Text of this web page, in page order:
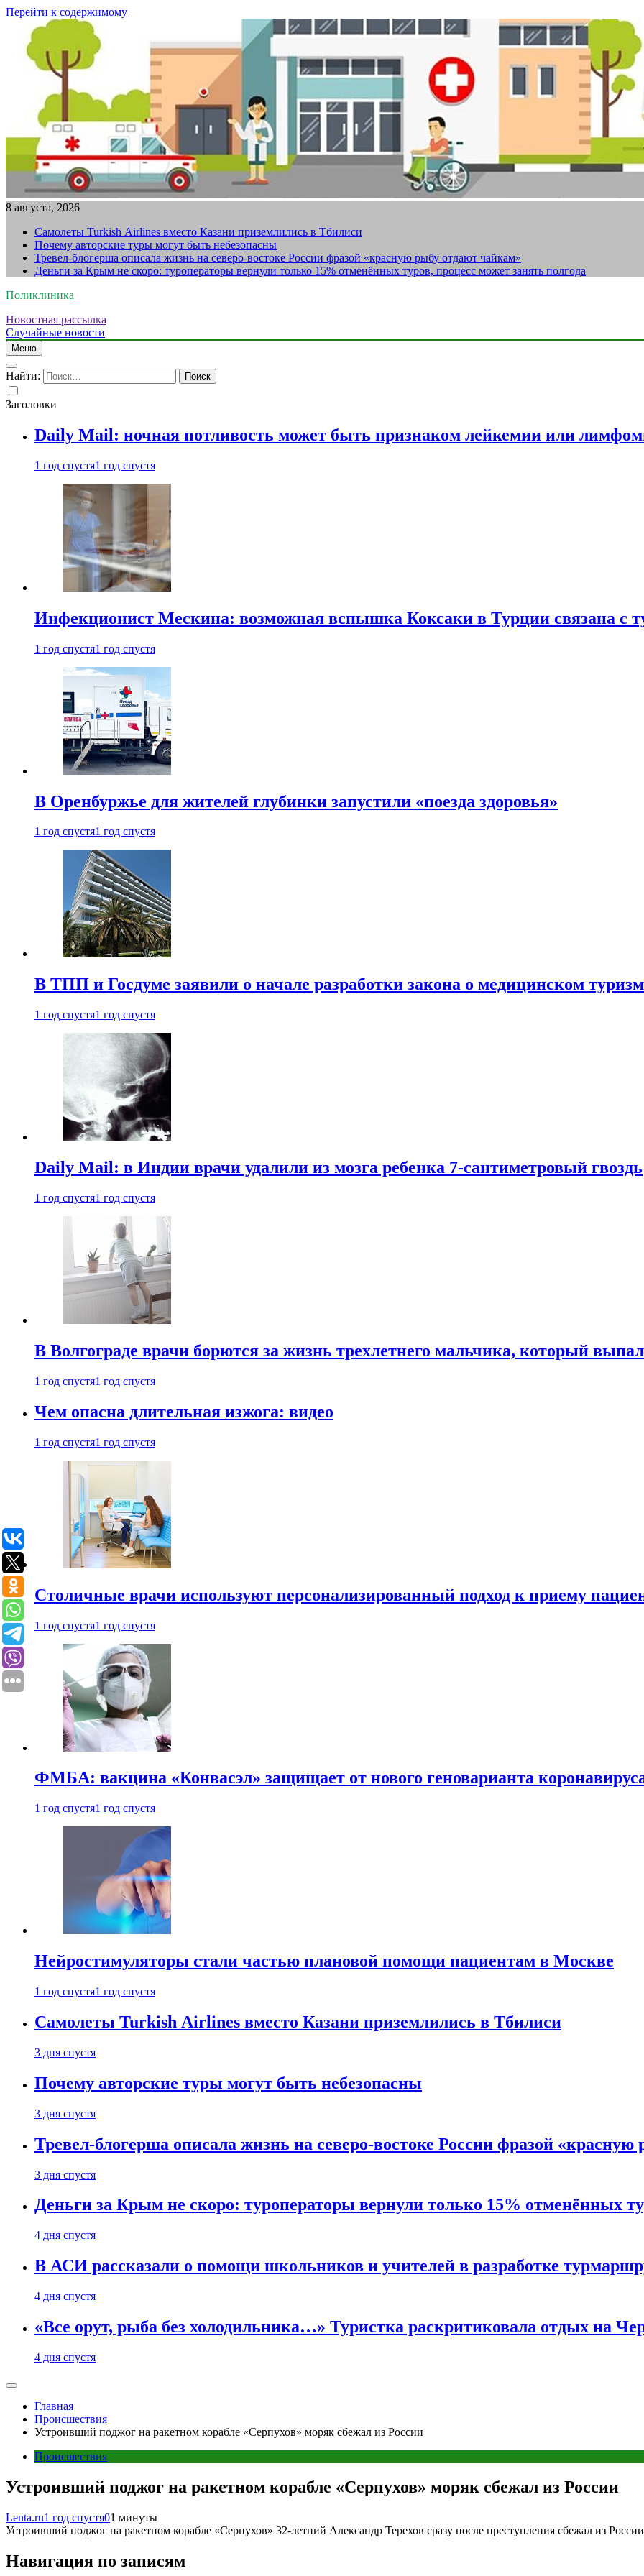
Перейти к содержимому
8 августа, 2026
Самолеты Turkish Airlines вместо Казани приземлились в Тбилиси
Почему авторские туры могут быть небезопасны
Тревел-блогерша описала жизнь на северо-востоке России фразой «красную рыбу отдают чайкам»
Деньги за Крым не скоро: туроператоры вернули только 15% отменённых туров, процесс может занять полгода
Поликлиника
Новостная рассылка
Случайные новости
Меню
Найти:
Заголовки
Daily Mail: ночная потливость может быть признаком лейкемии или
1 год спустя1 год спустя
Инфекционист Мескина: возможная вспышка Коксаки в Турции связана с
1 год спустя1 год спустя
В Оренбуржье для жителей глубинки запустили «поезда здоровья»
1 год спустя1 год спустя
В ТПП и Госдуме заявили о начале разработки закона о медицинском
1 год спустя1 год спустя
Daily Mail: в Индии врачи удалили из мозга ребенка 7-сантиметровый гвоздь
1 год спустя1 год спустя
В Волгограде врачи борются за жизнь трехлетнего мальчика, который
1 год спустя1 год спустя
Чем опасна длительная изжога: видео
1 год спустя1 год спустя
Столичные врачи используют персонализированный подход к приему
1 год спустя1 год спустя
ФМБА: вакцина «Конвасэл» защищает от нового геноварианта
1 год спустя1 год спустя
Нейростимуляторы стали частью плановой помощи пациентам в Москве
1 год спустя1 год спустя
Самолеты Turkish Airlines вместо Казани приземлились в Тбилиси
3 дня спустя
Почему авторские туры могут быть небезопасны
3 дня спустя
Тревел-блогерша описала жизнь на северо-востоке России фразой
3 дня спустя
Деньги за Крым не скоро: туроператоры вернули только 15% отменённых
4 дня спустя
В АСИ рассказали о помощи школьников и учителей в разработке
4 дня спустя
«Все орут, рыба без холодильника…» Туристка раскритиковала отдых на
4 дня спустя
Главная
Происшествия
Устроивший поджог на ракетном корабле «Серпухов» моряк сбежал из России
Происшествия
Устроивший поджог на ракетном корабле «Серпухов» моряк сбежал из России
Lenta.ru1 год спустя01 минуты
Устроивший поджог на ракетном корабле «Серпухов» 32-летний Александр Терехов сразу после преступления сбежал из
Навигация по записям